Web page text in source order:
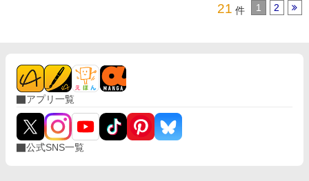
21 件 1 2
アプリ一覧
公式SNS一覧